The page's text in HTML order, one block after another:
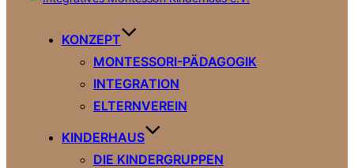
KONZEPT
MONTESSORI-PÄDAGOGIK
INTEGRATION
ELTERNVEREIN
KINDERHAUS
DIE KINDERGRUPPEN